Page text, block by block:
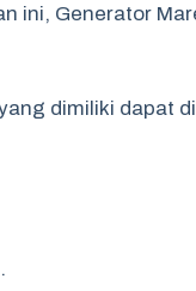
ini, Generator
dimiliki dapat